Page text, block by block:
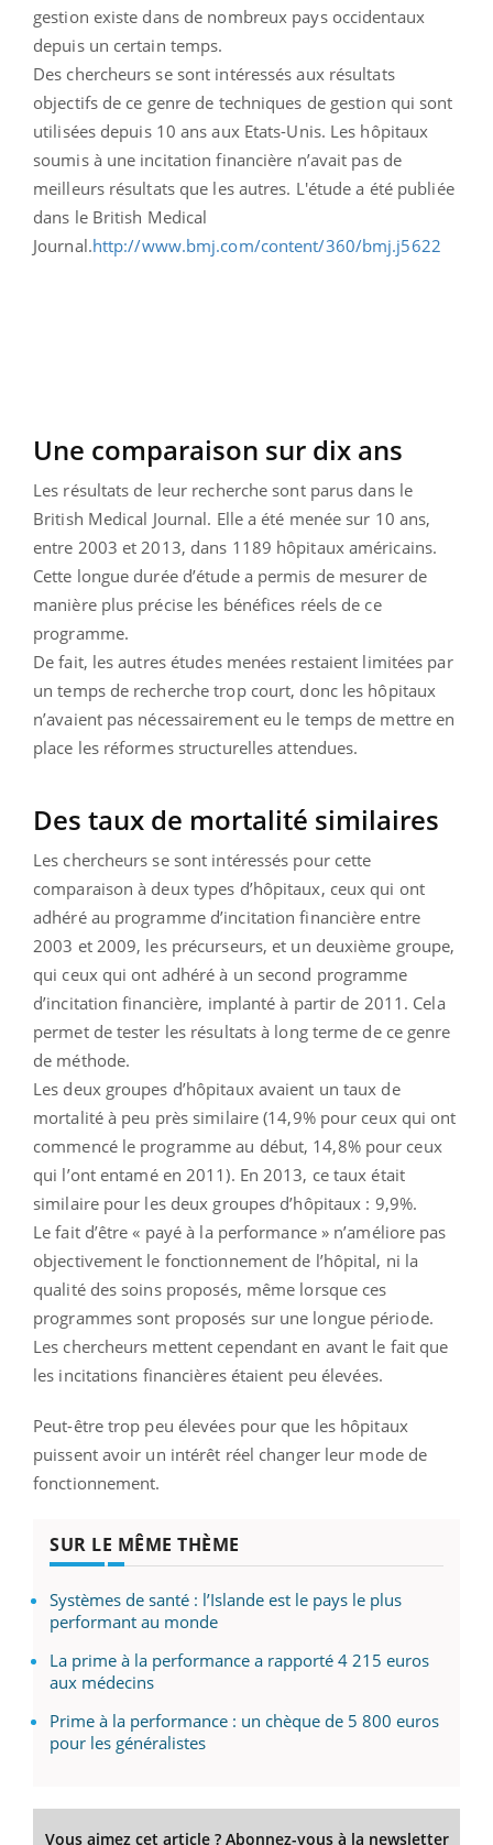
gestion existe dans de nombreux pays occidentaux
depuis un certain temps.
Des chercheurs se sont intéressés aux résultats
objectifs de ce genre de techniques de gestion qui sont
utilisées depuis 10 ans aux Etats-Unis. Les hôpitaux
soumis à une incitation financière n’avait pas de
meilleurs résultats que les autres. L'étude a été publiée
dans le British Medical
Journal.http://www.bmj.com/content/360/bmj.j5622
Une comparaison sur dix ans
Les résultats de leur recherche sont parus dans le
British Medical Journal. Elle a été menée sur 10 ans,
entre 2003 et 2013, dans 1189 hôpitaux américains.
Cette longue durée d’étude a permis de mesurer de
manière plus précise les bénéfices réels de ce
programme.
De fait, les autres études menées restaient limitées par
un temps de recherche trop court, donc les hôpitaux
n’avaient pas nécessairement eu le temps de mettre en
place les réformes structurelles attendues.
Des taux de mortalité similaires
Les chercheurs se sont intéressés pour cette
comparaison à deux types d’hôpitaux, ceux qui ont
adhéré au programme d’incitation financière entre
2003 et 2009, les précurseurs, et un deuxième groupe,
qui ceux qui ont adhéré à un second programme
d’incitation financière, implanté à partir de 2011. Cela
permet de tester les résultats à long terme de ce genre
de méthode.
Les deux groupes d’hôpitaux avaient un taux de
mortalité à peu près similaire (14,9% pour ceux qui ont
commencé le programme au début, 14,8% pour ceux
qui l’ont entamé en 2011). En 2013, ce taux était
similaire pour les deux groupes d’hôpitaux : 9,9%.
Le fait d’être « payé à la performance » n’améliore pas
objectivement le fonctionnement de l’hôpital, ni la
qualité des soins proposés, même lorsque ces
programmes sont proposés sur une longue période.
Les chercheurs mettent cependant en avant le fait que
les incitations financières étaient peu élevées.
Peut-être trop peu élevées pour que les hôpitaux
puissent avoir un intérêt réel changer leur mode de
fonctionnement.
SUR LE MÊME THÈME
Systèmes de santé : l’Islande est le pays le plus
performant au monde
La prime à la performance a rapporté 4 215 euros
aux médecins
Prime à la performance : un chèque de 5 800 euros
pour les généralistes
Vous aimez cet article ? Abonnez-vous à la newsletter